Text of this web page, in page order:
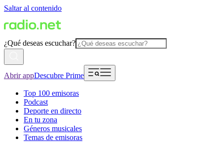
Saltar al contenido
¿Qué deseas escuchar?
Abrir appDescubre Prime
Top 100 emisoras
Podcast
Deporte en directo
En tu zona
Géneros musicales
Temas de emisoras